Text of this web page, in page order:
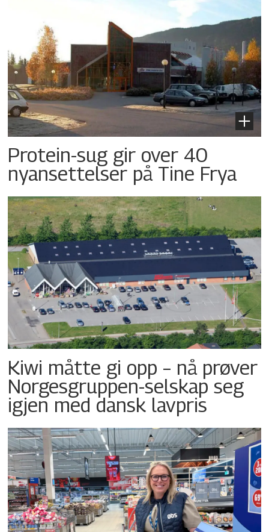
Protein-sug gir over 40
nyansettelser på Tine Frya
Kiwi måtte gi opp – nå prøver
Norgesgruppen-selskap seg
igjen med dansk lavpris